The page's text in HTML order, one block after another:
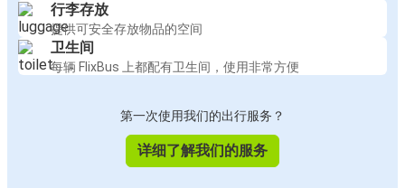
行李存放
提供可安全存放物品的空间
卫生间
每辆 FlixBus 上都配有卫生间，使用非常方便
第一次使用我们的出行服务？
详细了解我们的服务